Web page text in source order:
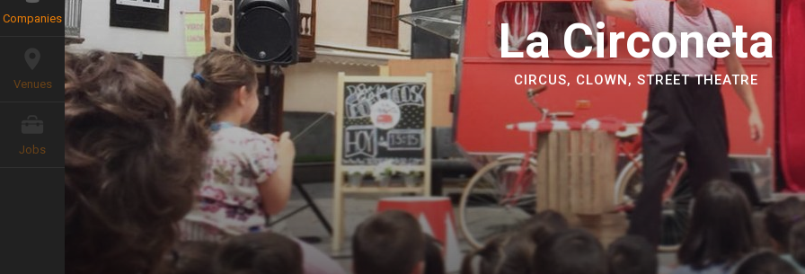
Companies
Venues
Jobs
La Circoneta
CIRCUS, CLOWN , STREET THEATRE